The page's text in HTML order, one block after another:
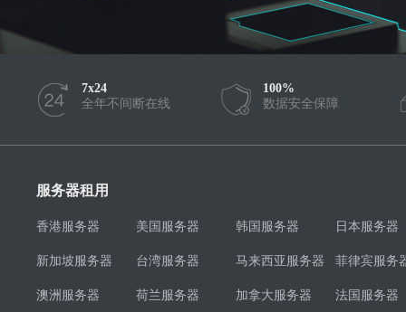
7x24
全年不间断在线
100%
数据安全保障
服务器租用
香港服务器 美国服务器 韩国服务器 日本服务器
新加坡服务器 台湾服务器 马来西亚服务器 菲律宾服务
澳洲服务器 荷兰服务器 加拿大服务器 法国服务器